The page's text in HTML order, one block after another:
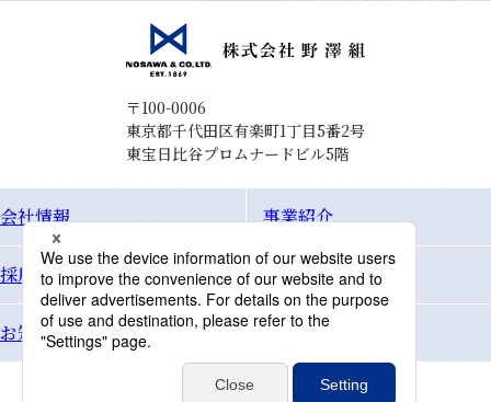
〒100-0006
東京都千代田区有楽町1丁目5番2号
東宝日比谷プロムナードビル5階
会社情報 事業紹介
採用情報 Topics
お知らせ お問合せ
個人情報保護方針 サイトマップ